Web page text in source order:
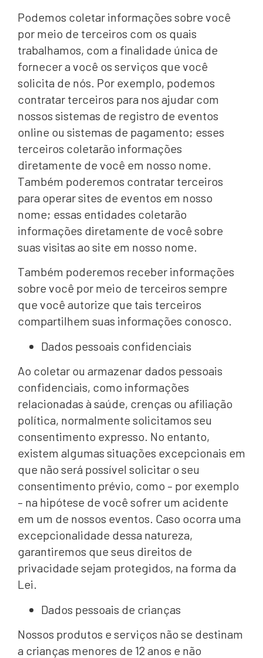
Podemos coletar informações sobre você
por meio de terceiros com os quais
trabalhamos, com a finalidade única de
fornecer a você os serviços que você
solicita de nós. Por exemplo, podemos
contratar terceiros para nos ajudar com
nossos sistemas de registro de eventos
online ou sistemas de pagamento; esses
terceiros coletarão informações
diretamente de você em nosso nome.
Também poderemos contratar terceiros
para operar sites de eventos em nosso
nome; essas entidades coletarão
informações diretamente de você sobre
suas visitas ao site em nosso nome.
Também poderemos receber informações
sobre você por meio de terceiros sempre
que você autorize que tais terceiros
compartilhem suas informações conosco.
Dados pessoais confidenciais
Ao coletar ou armazenar dados pessoais
confidenciais, como informações
relacionadas à saúde, crenças ou afiliação
política, normalmente solicitamos seu
consentimento expresso. No entanto,
existem algumas situações excepcionais em
que não será possível solicitar o seu
consentimento prévio, como – por exemplo
– na hipótese de você sofrer um acidente
em um de nossos eventos. Caso ocorra uma
excepcionalidade dessa natureza,
garantiremos que seus direitos de
privacidade sejam protegidos, na forma da
Lei.
Dados pessoais de crianças
Nossos produtos e serviços não se destinam
a crianças menores de 12 anos e não